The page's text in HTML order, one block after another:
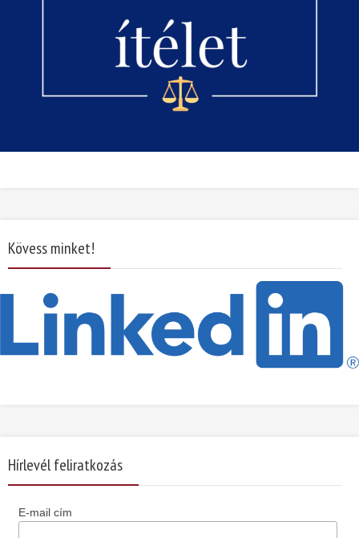
Kövess minket!
Hírlevél feliratkozás
E-mail cím